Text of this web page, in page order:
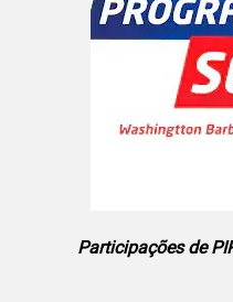
Participações de